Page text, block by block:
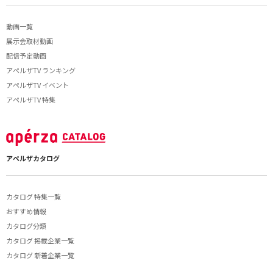
動画一覧
展示会取材動画
配信予定動画
アペルザTV ランキング
アペルザTV イベント
アペルザTV 特集
アペルザカタログ
カタログ 特集一覧
おすすめ情報
カタログ分類
カタログ 掲載企業一覧
カタログ 新着企業一覧